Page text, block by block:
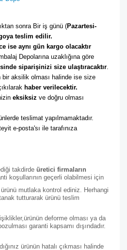
sonra Bir iş günü (Pazartesi-
teslim edilir.
ise aynı gün kargo olacaktır
Depolarına uzaklığına göre
siparişinizi size ulaştıracaktır.
bir aksilik olması halinde ise size
haber verilecektir.
eksiksiz
teslimat yapılmamaktadır.
Satın aldığınız ürünler bir teyit e-posta'sı ile tarafınıza
takdirde üretici firmaların
koşullarının geçerli olabilmesi için
mutlaka kontrol ediniz. Herhangi
tutturarak ürünü teslim
deforme olması ya da
garanti kapsamı dışındadır.
ürünün hatalı çıkması halinde